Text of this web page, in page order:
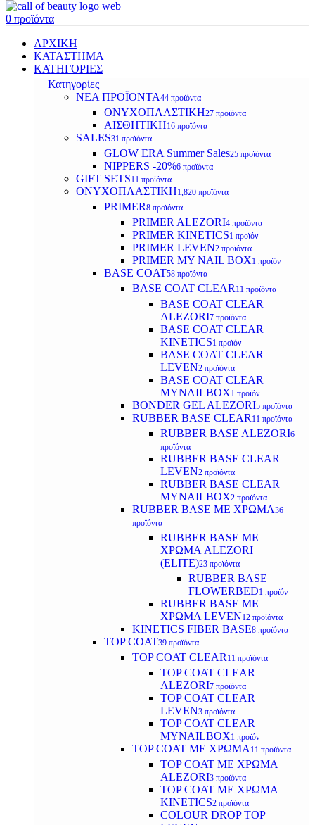
0 προϊόντα
ΑΡΧΙΚΗ
ΚΑΤΑΣΤΗΜΑ
ΚΑΤΗΓΟΡΙΕΣ
Κατηγορίες
ΝΕΑ ΠΡΟΪΟΝΤΑ44 προϊόντα
ΟΝΥΧΟΠΛΑΣΤΙΚΗ27 προϊόντα
ΑΙΣΘΗΤΙΚΗ16 προϊόντα
SALES31 προϊόντα
GLOW ERA Summer Sales25 προϊόντα
NIPPERS -20%6 προϊόντα
GIFT SETS11 προϊόντα
ΟΝΥΧΟΠΛΑΣΤΙΚΗ1,820 προϊόντα
PRIMER8 προϊόντα
PRIMER ALEZORI4 προϊόντα
PRIMER KINETICS1 προϊόν
PRIMER LEVEN2 προϊόντα
PRIMER MY NAIL BOX1 προϊόν
BASE COAT58 προϊόντα
BASE COAT CLEAR 11 προϊόντα
BASE COAT CLEAR
ALEZORI7 προϊόντα
BASE COAT CLEAR
KINETICS1 προϊόν
BASE COAT CLEAR
LEVEN2 προϊόντα
BASE COAT CLEAR
MYNAILBOX1 προϊόν
BONDER GEL ALEZORI5 προϊόντα
RUBBER BASE CLEAR 11 προϊόντα
RUBBER BASE ALEZORI6
προϊόντα
RUBBER BASE CLEAR
LEVEN2 προϊόντα
RUBBER BASE CLEAR
MYNAILBOX2 προϊόντα
RUBBER BASE ΜΕ ΧΡΩΜΑ36
προϊόντα
RUBBER BASE ΜΕ
ΧΡΩΜΑ ALEZORI
(ELITE)23 προϊόντα
RUBBER BASE
FLOWERBED1 προϊόν
RUBBER BASE ΜΕ
ΧΡΩΜΑ LEVEN12 προϊόντα
KINETICS FIBER BASE8 προϊόντα
TOP COAT39 προϊόντα
TOP COAT CLEAR 11 προϊόντα
TOP COAT CLEAR
ALEZORI7 προϊόντα
TOP COAT CLEAR
LEVEN3 προϊόντα
TOP COAT CLEAR
MYNAILBOX1 προϊόν
TOP COAT ΜΕ ΧΡΩΜΑ 11 προϊόντα
TOP COAT ΜΕ ΧΡΩΜΑ
ALEZORI3 προϊόντα
TOP COAT ΜΕ ΧΡΩΜΑ
KINETICS2 προϊόντα
COLOUR DROP TOP